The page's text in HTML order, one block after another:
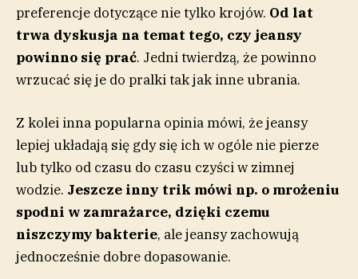
preferencje dotyczące nie tylko krojów. Od lat
trwa dyskusja na temat tego, czy jeansy
powinno się prać. Jedni twierdzą, że powinno
wrzucać się je do pralki tak jak inne ubrania.
Z kolei inna popularna opinia mówi, że jeansy
lepiej układają się gdy się ich w ogóle nie pierze
lub tylko od czasu do czasu czyści w zimnej
wodzie. Jeszcze inny trik mówi np. o mrożeniu
spodni w zamrażarce, dzięki czemu
niszczymy bakterie, ale jeansy zachowują
jednocześnie dobre dopasowanie.